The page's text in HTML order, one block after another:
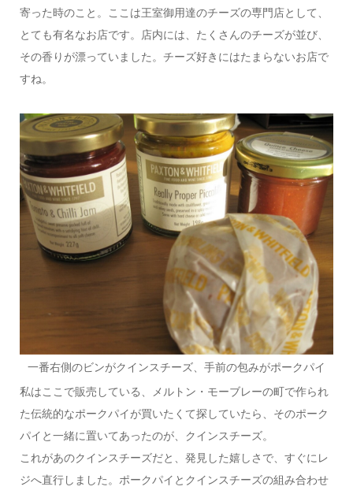
寄った時のこと。ここは王室御用達のチーズの専門店として、
とても有名なお店です。店内には、たくさんのチーズが並び、
その香りが漂っていました。チーズ好きにはたまらないお店で
すね。
一番右側のビンがクインスチーズ、手前の包みがポークパイ
私はここで販売している、メルトン・モーブレーの町で作られ
た伝統的なポークパイが買いたくて探していたら、そのポーク
パイと一緒に置いてあったのが、クインスチーズ。
これがあのクインスチーズだと、発見した嬉しさで、すぐにレ
ジへ直行しました。ポークパイとクインスチーズの組み合わせ